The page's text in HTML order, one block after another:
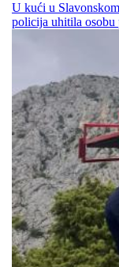
U kući u
policija uhitila osobu